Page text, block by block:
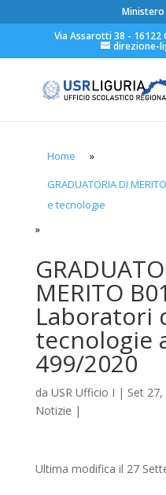
Via Assarotti 38 - 16122
direzione-
Home
»
GRADUATORIA DI
e tecnologie
»
MERITO
Laboratori
tecnologie
499/2020
da USR Ufficio I | Set
Notizie |
Ultima modifica il 27